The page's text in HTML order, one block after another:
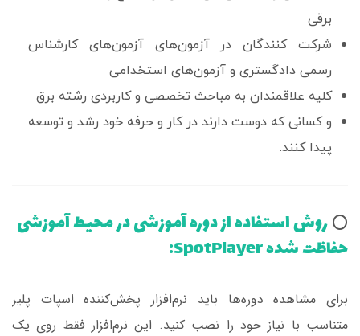
برقی
شرکت کنندگان در آزمون‌های آزمون‌های کارشناس
رسمی دادگستری و آزمون‌های استخدامی
کلیه علاقمندان به مباحث تخصصی و کاربردی رشته برق
و کسانی که دوست دارند در کار و حرفه خود رشد و توسعه
پیدا کنند.
⭕️ روش استفاده از دوره آموزشی در محیط آموزشی
حفاظت شده SpotPlayer:
برای مشاهده دوره‌ها باید نرم‌افزار پخش‌کننده اسپات پلیر
متناسب با نیاز خود را نصب کنید. این نرم‌افزار فقط روی یک